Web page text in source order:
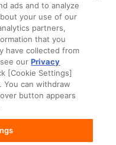
ads and to analyze
your use of our
partners,
that you
have collected from
see ourPrivacy
[Cookie Settings]
You can withdraw
button appears